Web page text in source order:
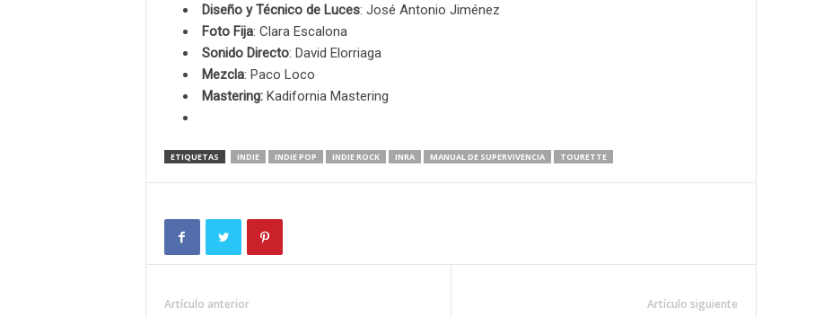
Diseño y Técnico de Luces: José Antonio Jiménez
Foto Fija: Clara Escalona
Sonido Directo: David Elorriaga
Mezcla: Paco Loco
Mastering:Kadifornia Mastering
ETIQUETAS INDIE INDIE POP INDIE ROCK INRA MANUAL DE SUPERVIVENCIA TOURETTE
Artículo anterior Artículo siguiente